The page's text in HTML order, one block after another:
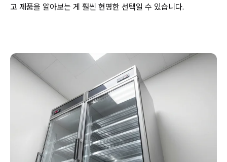
고 제품을 알아보는 게 훨씬 현명한 선택일 수 있습니다.